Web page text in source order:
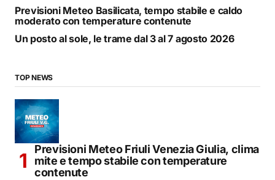
Previsioni Meteo Basilicata, tempo stabile e caldo
moderato con temperature contenute
Un posto al sole, le trame dal 3 al 7 agosto 2026
TOP NEWS
Previsioni Meteo Friuli Venezia Giulia, clima
mite e tempo stabile con temperature
contenute